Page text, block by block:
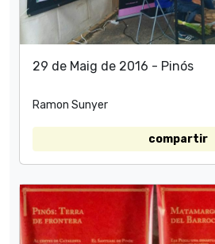
29 de Maig de 2016 - Pinós
Ramon Sunyer
compartir